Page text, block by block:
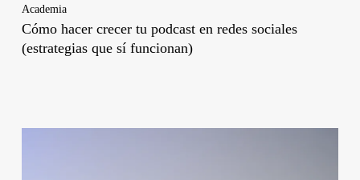
Academia
Cómo hacer crecer tu podcast en redes sociales
(estrategias que sí funcionan)